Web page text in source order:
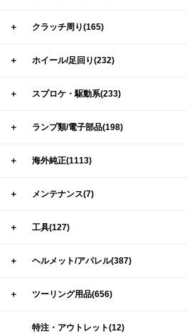
＋ クラッチ周り(165)
＋ ホイール/足回り(232)
＋ スプロケ・駆動系(233)
＋ ランプ類/電子部品(198)
＋ 海外純正(1113)
＋ メンテナンス(7)
＋ 工具(127)
＋ ヘルメット/アパレル(387)
＋ ツーリング用品(656)
特注・アウトレット(12)